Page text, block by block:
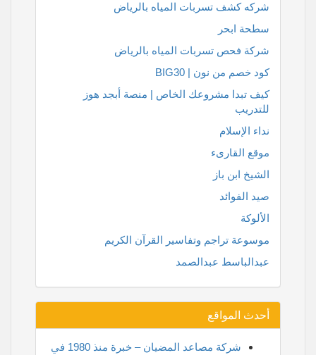
شركه كشف تسربات المياه بالرياض
سطحة ابحر
شركة فحص تسربات المياه بالرياض
كود خصم من نون | BIG30
كيف تبدا مشروعك الخاص | منصة أبجد هوز
للتدريب
نداء الإسلام
موقع القارىء
الشيخ ابن باز
صيد الفوائد
الألوكة
موسوعة تراجم وتفاسير القرآن الكريم
عبدالباسط عبدالصمد
أحدث المواقع
شركة مصاعد المضيان – خبرة منذ 1980 في